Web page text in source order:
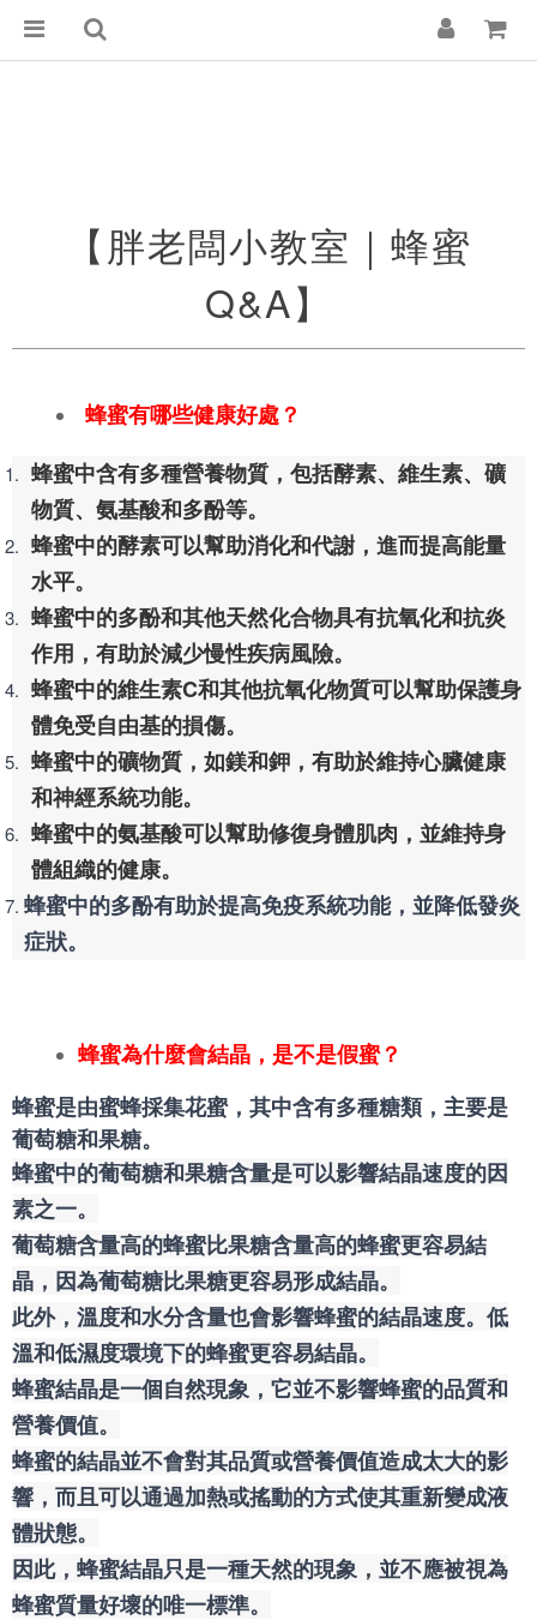
【胖老闆小教室｜蜂蜜
Q&A】
蜂蜜有哪些健康好處？
蜂蜜中含有多種營養物質，包括酵素、維生素、礦
物質、氨基酸和多酚等。
蜂蜜中的酵素可以幫助消化和代謝，進而提高能量
水平。
蜂蜜中的多酚和其他天然化合物具有抗氧化和抗炎
作用，有助於減少慢性疾病風險。
蜂蜜中的維生素C和其他抗氧化物質可以幫助保護身
體免受自由基的損傷。
蜂蜜中的礦物質，如鎂和鉀，有助於維持心臟健康
和神經系統功能。
蜂蜜中的氨基酸可以幫助修復身體肌肉，並維持身
體組織的健康。
蜂蜜中的多酚有助於提高免疫系統功能，並降低發炎
症狀。
蜂蜜為什麼會結晶，是不是假蜜？
蜂蜜是由蜜蜂採集花蜜，其中含有多種糖類，主要是
葡萄糖和果糖。
蜂蜜中的葡萄糖和果糖含量是可以影響結晶速度的因
素之一。
葡萄糖含量高的蜂蜜比果糖含量高的蜂蜜更容易結
晶，因為葡萄糖比果糖更容易形成結晶。
此外，溫度和水分含量也會影響蜂蜜的結晶速度。低
溫和低濕度環境下的蜂蜜更容易結晶。
蜂蜜結晶是一個自然現象，它並不影響蜂蜜的品質和
營養價值。
蜂蜜的結晶並不會對其品質或營養價值造成太大的影
響，而且可以通過加熱或搖動的方式使其重新變成液
體狀態。
因此，蜂蜜結晶只是一種天然的現象，並不應被視為
蜂蜜質量好壞的唯一標準。